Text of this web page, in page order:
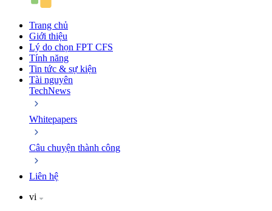
Trang chủ
Giới thiệu
Lý do chọn FPT CFS
Tính năng
Tin tức & sự kiện
Tài nguyên
TechNews
Whitepapers
Câu chuyện thành công
Liên hệ
vi